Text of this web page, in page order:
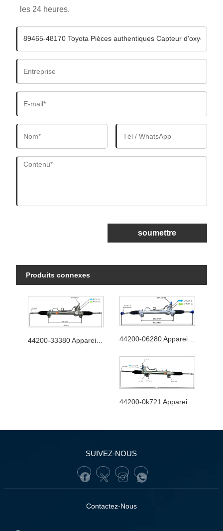
les 24 heures.
soumettre
Produits connexes
44200-33380 Appareil de direction automobile 44200-06280 Appareil de direction automobile
44200-0k721 Appareil de direction automobile
SUIVEZ-NOUS
Contactez-Nous